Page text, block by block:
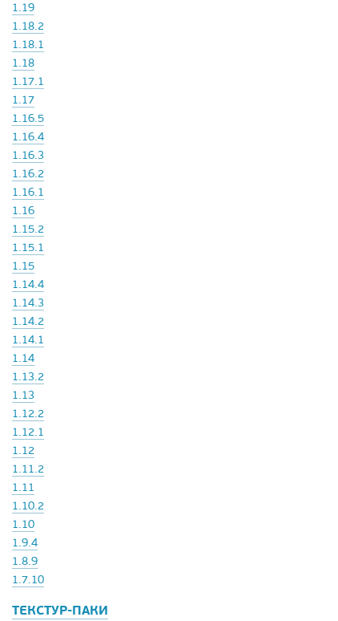
1.19
1.18.2
1.18.1
1.18
1.17.1
1.17
1.16.5
1.16.4
1.16.3
1.16.2
1.16.1
1.16
1.15.2
1.15.1
1.15
1.14.4
1.14.3
1.14.2
1.14.1
1.14
1.13.2
1.13
1.12.2
1.12.1
1.12
1.11.2
1.11
1.10.2
1.10
1.9.4
1.8.9
1.7.10
ТЕКСТУР-ПАКИ